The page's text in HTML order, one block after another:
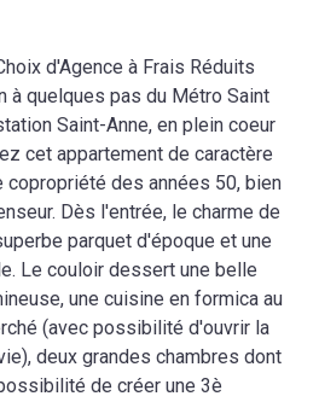
d'Agence à Frais Réduits
à quelques pas du Métro Saint
Saint-Anne, en plein coeur
cet appartement de caractère
copropriété des années 50, bien
Dès l'entrée, le charme de
parquet d'époque et une
Le couloir dessert une belle
une cuisine en formica au
(avec possibilité d'ouvrir la
deux grandes chambres dont
de créer une 3è